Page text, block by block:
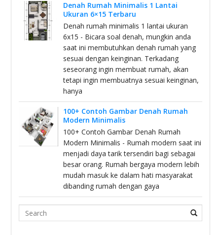
Denah Rumah Minimalis 1 Lantai
Ukuran 6×15 Terbaru
Denah rumah minimalis 1 lantai ukuran
6x15 - Bicara soal denah, mungkin anda
saat ini membutuhkan denah rumah yang
sesuai dengan keinginan. Terkadang
seseorang ingin membuat rumah, akan
tetapi ingin membuatnya sesuai keinginan,
hanya
100+ Contoh Gambar Denah Rumah
Modern Minimalis
100+ Contoh Gambar Denah Rumah
Modern Minimalis - Rumah modern saat ini
menjadi daya tarik tersendiri bagi sebagai
besar orang. Rumah bergaya modern lebih
mudah masuk ke dalam hati masyarakat
dibanding rumah dengan gaya
Search